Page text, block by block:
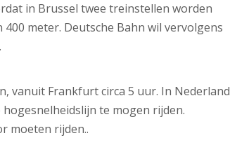
in Brussel twee treinstellen worden
meter. Deutsche Bahn wil vervolgens
vanuit Frankfurt circa 5 uur. In Nederland
te mogen rijden.
moeten rijden..